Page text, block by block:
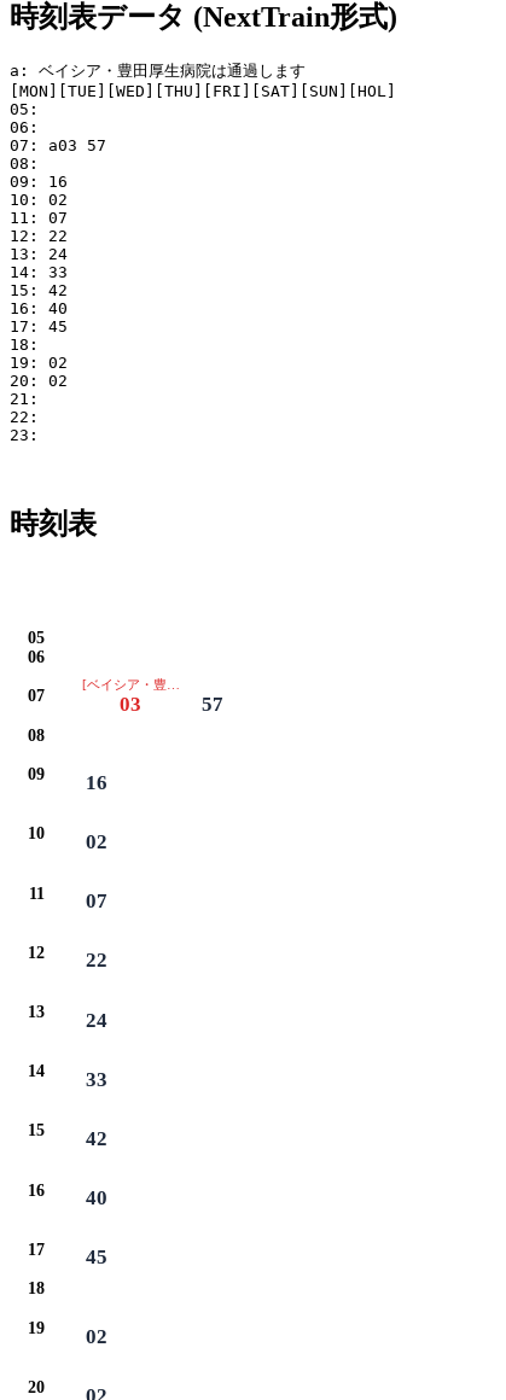
時刻表データ (NextTrain形式)
a: ベイシア・豊田厚生病院は通過します
[MON][TUE][WED][THU][FRI][SAT][SUN][HOL]
05:
06:
07: a03 57
08:
09: 16
10: 02
11: 07
12: 22
13: 24
14: 33
15: 42
16: 40
17: 45
18:
19: 02
20: 02
21:
22:
23:
時刻表
05
06
07
[ベイシア・豊田厚生病院は通過します]
03 57
08
09 16
10 02
11 07
12 22
13 24
14 33
15 42
16 40
17 45
18
19 02
20